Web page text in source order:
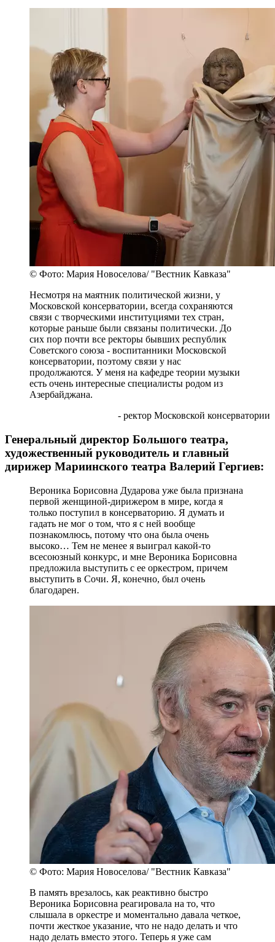
© Фото: Мария Новоселова/ "Вестник Кавказа"
Несмотря на маятник политической жизни, у
Московской консерватории, всегда сохраняются
связи с творческими институциями тех стран,
которые раньше были связаны политически. До
сих пор почти все ректоры бывших республик
Советского союза - воспитанники Московской
консерватории, поэтому связи у нас
продолжаются. У меня на кафедре теории музыки
есть очень интересные специалисты родом из
Азербайджана.
- ректор Московской консерватории
Генеральный директор Большого театра,
художественный руководитель и главный
дирижер Мариинского театра Валерий Гергиев:
Вероника Борисовна Дударова уже была признана
первой женщиной-дирижером в мире, когда я
только поступил в консерваторию. Я думать и
гадать не мог о том, что я с ней вообще
познакомлюсь, потому что она была очень
высоко… Тем не менее я выиграл какой-то
всесоюзный конкурс, и мне Вероника Борисовна
предложила выступить с ее оркестром, причем
выступить в Сочи. Я, конечно, был очень
благодарен.
© Фото: Мария Новоселова/ "Вестник Кавказа"
В память врезалось, как реактивно быстро
Вероника Борисовна реагировала на то, что
слышала в оркестре и моментально давала четкое,
почти жесткое указание, что не надо делать и что
надо делать вместо этого. Теперь я уже сам